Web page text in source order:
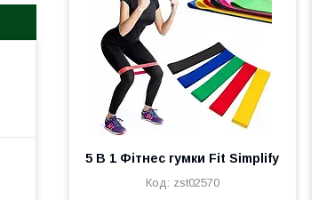
5 В 1 Фітнес гумки Fit Simplify
zst02570